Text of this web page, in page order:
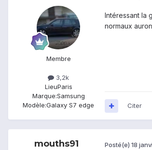
Membre
3,2k
LieuParis
Marque:Samsung
Modèle:Galaxy S7 edge
Intéressant la
normaux
Citer
mouths91 Posté(e) 18